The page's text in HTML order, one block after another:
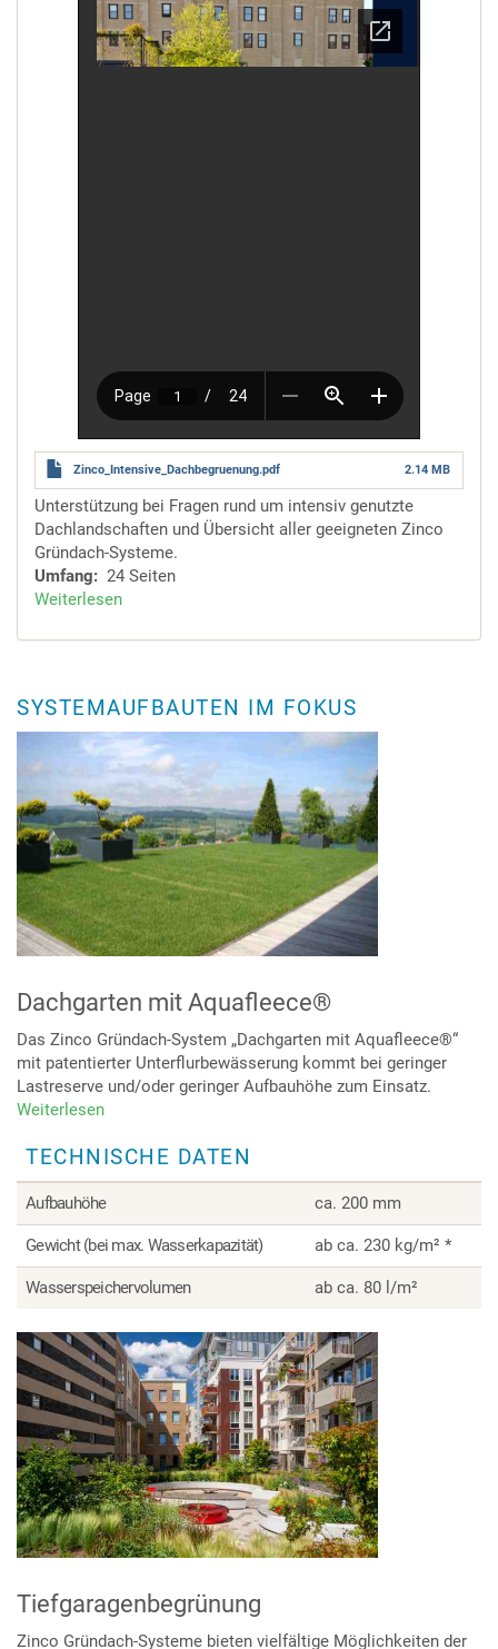
Zinco_Intensive_Dachbegruenung.pdf 2.14 MB
Unterstützung bei Fragen rund um intensiv genutzte
Dachlandschaften und Übersicht aller geeigneten Zinco
Gründach-Systeme.
Umfang
24 Seiten
Weiterlesen
für
Dachbegrünung
SYSTEMAUFBAUTEN IM FOKUS
Dachgarten mit Aquafleece®
Das Zinco Gründach-System „Dachgarten mit Aquafleece®“
mit patentierter Unterflurbewässerung kommt bei geringer
Lastreserve und/oder geringer Aufbauhöhe zum Einsatz.
Weiterlesen
mit
Aquafleece®
TECHNISCHE DATEN
Aufbauhöhe ca. 200 mm
Gewicht (bei max. Wasserkapazität) ab ca. 230 kg/m² *
Wasserspeichervolumen ab ca. 80 l/m²
Tiefgaragenbegrünung
Zinco Gründach-Systeme bieten vielfältige Möglichkeiten der